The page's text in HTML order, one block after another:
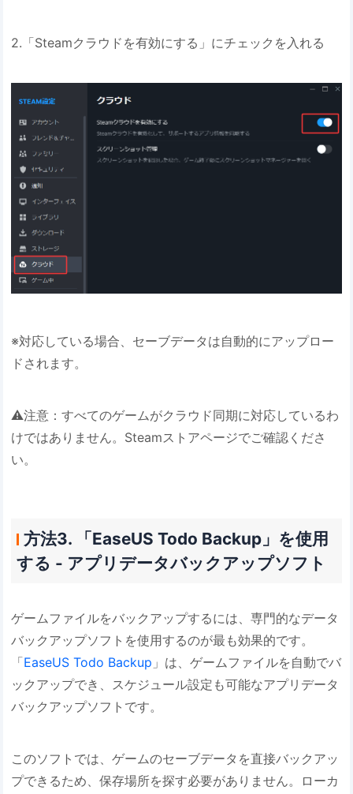
2.「Steamクラウドを有効にする」にチェックを入れる
※対応している場合、セーブデータは自動的にアップロー
ドされます。
⚠️注意：すべてのゲームがクラウド同期に対応しているわ
けではありません。Steamストアページでご確認くださ
い。
方法3. 「EaseUS Todo Backup」を使用
する - アプリデータバックアップソフト
ゲームファイルをバックアップするには、専門的なデータ
バックアップソフトを使用するのが最も効果的です。
「EaseUS Todo Backup 」は、ゲームファイルを自動でバ
ックアップでき、スケジュール設定も可能なアプリデータ
バックアップソフトです。
このソフトでは、ゲームのセーブデータを直接バックアッ
プできるため、保存場所を探す必要がありません。ローカ